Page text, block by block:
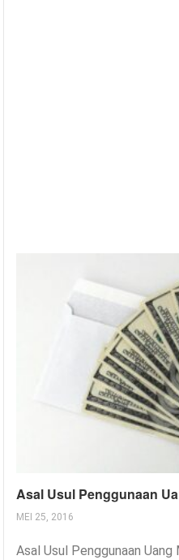
Asal Usul Penggunaan
MEI 25, 2016
Asal Usul Penggunaan